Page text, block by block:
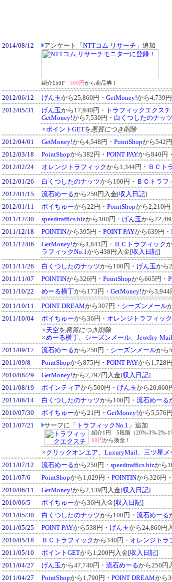
2014/08/12 アンケート「NTTコム リサーチ 」追加
紹介150P 500円から商品券！
2012/06/12 げん玉から25,860円・ GetMoney!から4,739円
2012/05/31
げん玉から17,940円・ トラフィックエクス
GetMoney!から7,530円・ 白くつしたのナッツ
× ポイントGETを悪質につき削除
2012/04/01
GetMoney!から4,548円・ PointShopから542円
2012/03/18
PointShopから382円・ POINT PAYから840円・
2012/02/24
オレンジトラフィックから1,344円・ ＢＣト
2012/01/26
白くつしたのナッツから100円・ ＢＣトラフ
2012/01/15
流石めーるから250円入金[収入日記]
2012/01/11
ポイちゅーから22円・ PointShopから2,210円
2011/12/30
speedtraffics.bizから100円・ げん玉から
2011/12/18
POINTINから395円・ POINT PAYから639円・
2011/12/06
GetMoney!から4,841円・ ＢＣトラフィック
ラフィックNo.1 から438円入金[収入日記]
2011/11/26
白くつしたのナッツから100円・ げん玉から
2011/11/07
POINTINから326円・ PointShopから665円・
2011/10/22
めーる横丁から173円・ GetMoney!から3,944
2011/10/11
POINT DREAMから307円 ・シーズンメール
2011/10/04
ポイちゅーから36円・ オレンジトラフィック
× 天空を悪質につき削除
×めーる横丁、シーズンメール、Jewelry-Mail
2011/09/17
流石めーるから250円・ シーズンメールから
2011/09/8
PointShopから875円・ POINT PAYから1,728
2010/08/29
GetMoney!から7,797円入金[収入日記]
2011/08/19
ポインティアから500円・ げん玉から20,860
2011/08/14
白くつしたのナッツから100円・ 流石めーる
2010/07/30
ポイちゅーから21円・ GetMoney!から5,576
2011/07/21
サーフに「 トラフィックNo.1 」追加
紹介1円 5段階（20%-3%-2%-
60円から換金！
× クリックオンエア、LuxuryMail、三ツ星メ
2011/07/12
流石めーるから250円・ speedtraffics.bizから
2011/07/6
PointShopから1,029円・ POINTINから326円・
2010/06/11
GetMoney!から2,139円入金[収入日記]
2010/06/5
ポイちゅーから36円入金[収入日記]
2011/05/30
白くつしたのナッツから100円・ 流石めーる
2011/05/25
POINT PAYから538円・ げん玉から24,860円
2010/05/18
ＢＣトラフィックから340円・ オレンジトラ
2011/05/10
ポイントGETから1,200円入金[収入日記]
2011/04/27
げん玉から47,740円・ 流石めーるから250円
2011/04/27
PointShopから1,790円・ POINT DREAMから